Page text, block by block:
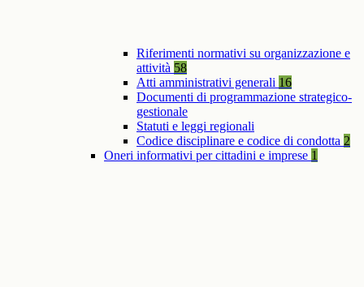
Riferimenti normativi su organizzazione e
attività 58
Atti amministrativi generali 16
Documenti di programmazione strategico-
gestionale
Statuti e leggi regionali
Codice disciplinare e codice di condotta 2
Oneri informativi per cittadini e imprese 1